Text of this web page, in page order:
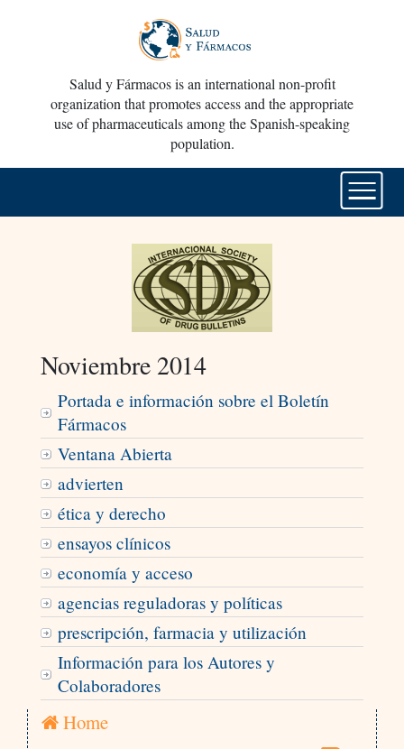
Salud y Fármacos is an international non-profit
organization that promotes access and the appropriate
use of pharmaceuticals among the Spanish-speaking
population.
Noviembre 2014
Portada e información sobre el Boletín
Fármacos
Ventana Abierta
advierten
ética y derecho
ensayos clínicos
economía y acceso
agencias reguladoras y políticas
prescripción, farmacia y utilización
Información para los Autores y
Colaboradores
Home